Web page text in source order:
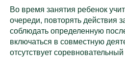
Во время занятия ребенок
очереди, повторять действия
соблюдать определенную
включаться в совместную
отсутствует